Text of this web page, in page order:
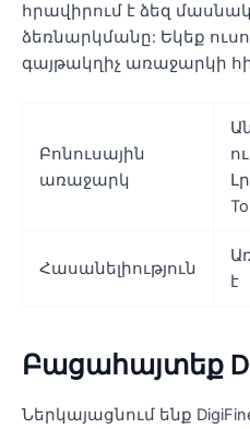
հրավիրում է ձեզ
ձեռնարկմանը: Եկեք
գայթակղիչ առաջարկի
Բոնուսային
առաջարկ
Հասանելիություն
է
Բացահայտեք
Ներկայացնում ենք